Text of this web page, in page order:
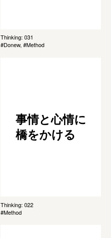
Thinking: 031
#Donew, #Method
事情と心情に
橋をかける
Thinking: 022
#Method